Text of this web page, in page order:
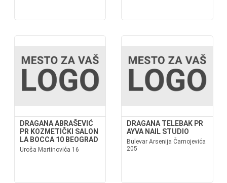
DRAGANA ABRAŠEVIĆ
PR KOZMETIČKI SALON
LA BOCCA 10 BEOGRAD
Uroša Martinovića 16
DRAGANA TELEBAK PR
AYVA NAIL STUDIO
Bulevar Arsenija Čarnojevića
205